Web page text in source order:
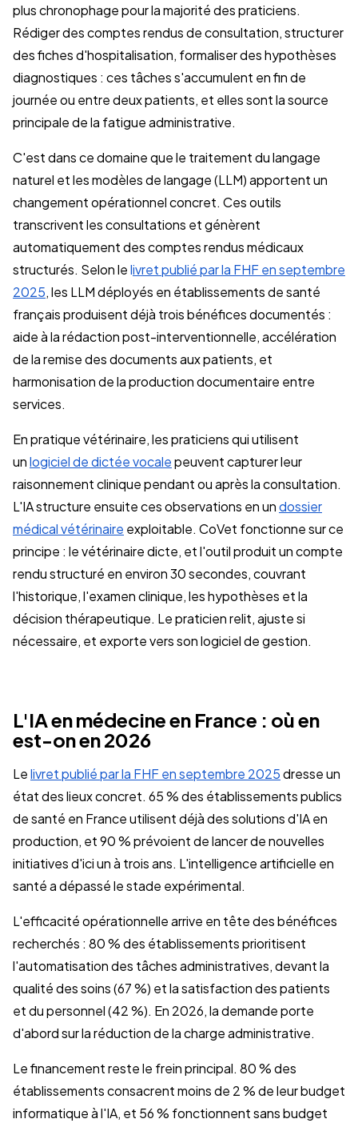
plus chronophage pour la majorité des praticiens.
Rédiger des comptes rendus de consultation, structurer
des fiches d'hospitalisation, formaliser des hypothèses
diagnostiques : ces tâches s'accumulent en fin de
journée ou entre deux patients, et elles sont la source
principale de la fatigue administrative.
C'est dans ce domaine que le traitement du langage
naturel et les modèles de langage (LLM) apportent un
changement opérationnel concret. Ces outils
transcrivent les consultations et génèrent
automatiquement des comptes rendus médicaux
structurés. Selon lelivret publié par la FHF en septembre
2025, les LLM déployés en établissements de santé
français produisent déjà trois bénéfices documentés :
aide à la rédaction post-interventionnelle, accélération
de la remise des documents aux patients, et
harmonisation de la production documentaire entre
services.
En pratique vétérinaire, les praticiens qui utilisent
unlogiciel de dictée vocalepeuvent capturer leur
raisonnement clinique pendant ou après la consultation.
L'IA structure ensuite ces observations en undossier
médical vétérinaire exploitable. CoVet fonctionne sur ce
principe : le vétérinaire dicte, et l'outil produit un compte
rendu structuré en environ 30 secondes, couvrant
l'historique, l'examen clinique, les hypothèses et la
décision thérapeutique. Le praticien relit, ajuste si
nécessaire, et exporte vers son logiciel de gestion.
L'IA en médecine en France : où en
est-on en 2026
Lelivret publié par la FHF en septembre 2025dresse un
état des lieux concret. 65 % des établissements publics
de santé en France utilisent déjà des solutions d'IA en
production, et 90 % prévoient de lancer de nouvelles
initiatives d'ici un à trois ans. L'intelligence artificielle en
santé a dépassé le stade expérimental.
L'efficacité opérationnelle arrive en tête des bénéfices
recherchés : 80 % des établissements prioritisent
l'automatisation des tâches administratives, devant la
qualité des soins (67 %) et la satisfaction des patients
et du personnel (42 %). En 2026, la demande porte
d'abord sur la réduction de la charge administrative.
Le financement reste le frein principal. 80 % des
établissements consacrent moins de 2 % de leur budget
informatique à l'IA, et 56 % fonctionnent sans budget